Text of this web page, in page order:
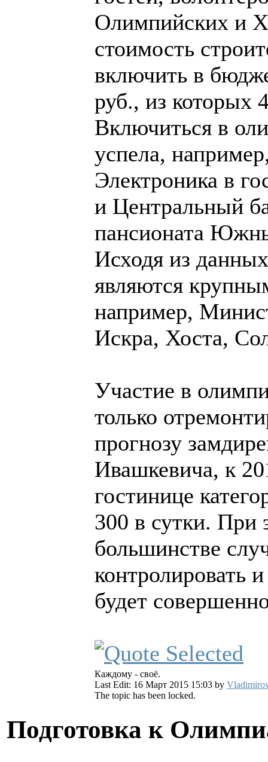
Олимпийских и
стоимость
включить в
руб., из которых
Включиться в
успела,
Электроника в
и Центральный
пансионата
Исходя из
являются
например,
Искра, Хоста,
Участие в
только
прогнозу
Ивашкевича, к
гостинице
300 в сутки. При
большинстве
контролировать
будет
Каждому - своё.
Last Edit: 16 Март 2015 15:03 by
The topic has been locked.
Подготовка к